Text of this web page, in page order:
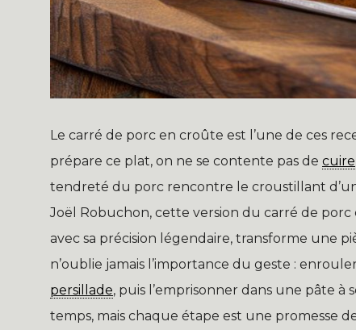
Le carré de porc en croûte est l’une de ces
prépare ce plat, on ne se contente pas de cuire
tendreté du porc rencontre le croustillant
Joël Robuchon, cette version du carré de
avec sa précision légendaire, transforme une
n’oublie jamais l’importance du geste :
persillade, puis l’emprisonner dans une pâte
temps, mais chaque étape est une promesse